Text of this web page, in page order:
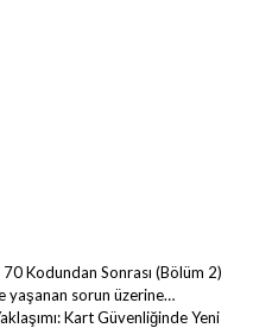
Kodundan Sonrası (Bölüm 2)
yaşanan sorun üzerine…
Kart Güvenliğinde Yeni